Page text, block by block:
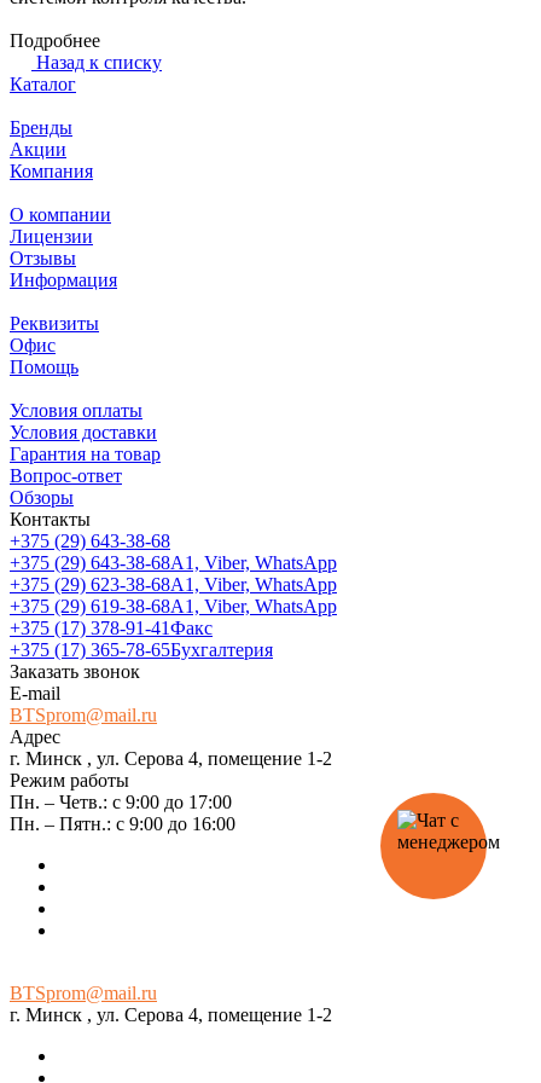
Подробнее
Назад к списку
Каталог
Бренды
Акции
Компания
О компании
Лицензии
Отзывы
Информация
Реквизиты
Офис
Помощь
Условия оплаты
Условия доставки
Гарантия на товар
Вопрос-ответ
Обзоры
Контакты
+375 (29) 643-38-68
+375 (29) 643-38-68А1, Viber, WhatsApp
+375 (29) 623-38-68А1, Viber, WhatsApp
+375 (29) 619-38-68А1, Viber, WhatsApp
+375 (17) 378-91-41Факс
+375 (17) 365-78-65Бухгалтерия
Заказать звонок
E-mail
BTSprom@mail.ru
Адрес
г. Минск , ул. Серова 4, помещение 1-2
Режим работы
Пн. – Четв.: с 9:00 до 17:00
Пн. – Пятн.: с 9:00 до 16:00
BTSprom@mail.ru
г. Минск , ул. Серова 4, помещение 1-2